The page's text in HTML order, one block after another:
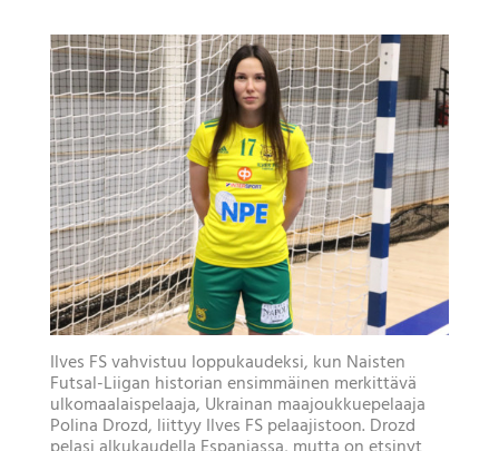
Ilves FS vahvistuu loppukaudeksi, kun Naisten
Futsal-Liigan historian ensimmäinen merkittävä
ulkomaalaispelaaja, Ukrainan maajoukkuepelaaja
Polina Drozd, liittyy Ilves FS pelaajistoon. Drozd